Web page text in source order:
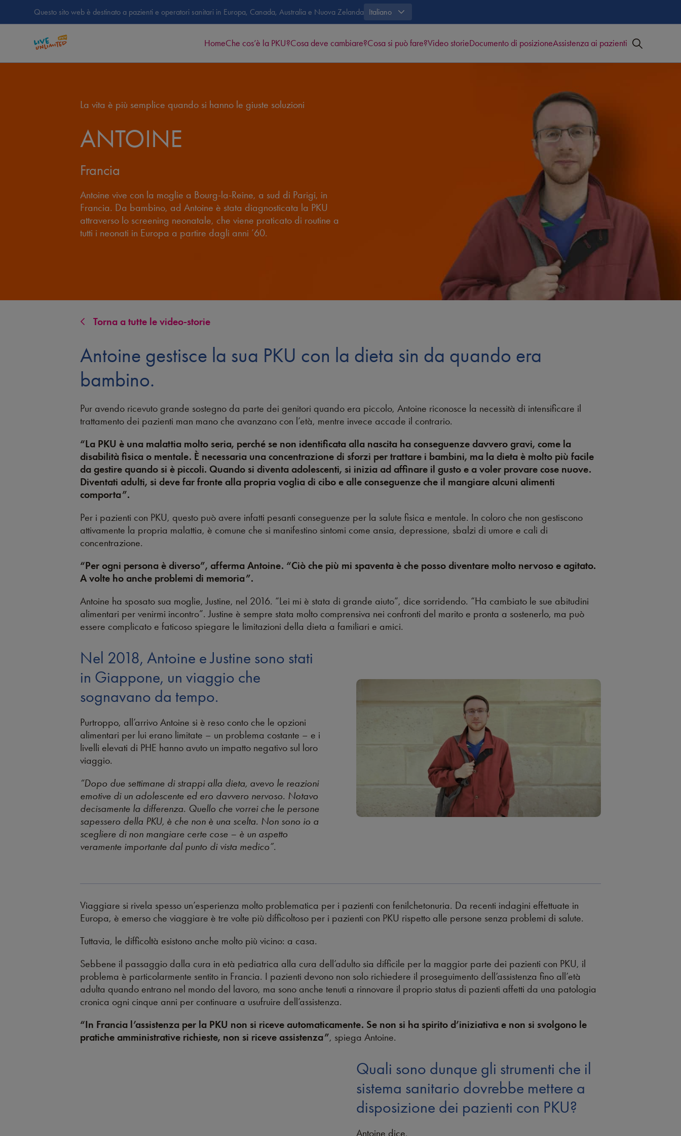
Questo sito web è destinato a pazienti e operatori sanitari in Europa, Canada, Australia e Nuova Zelanda Italiano
HomeChe cos’è la PKU?Cosa deve cambiare?Cosa si può fare?Video storieDocumento di posizioneAssistenza ai pazienti
La vita è più semplice quando si hanno le giuste soluzioni
ANTOINE
Francia
Antoine vive con la moglie a Bourg-la-Reine, a sud di Parigi, in
Francia. Da bambino, ad Antoine è stata diagnosticata la PKU
attraverso lo screening neonatale, che viene praticato di routine a
tutti i neonati in Europa a partire dagli anni ’60.
Torna a tutte le video-storie
Antoine gestisce la sua PKU con la dieta sin da quando era
bambino.
Pur avendo ricevuto grande sostegno da parte dei genitori quando era piccolo, Antoine riconosce la necessità di intensificare il
trattamento dei pazienti man mano che avanzano con l’età, mentre invece accade il contrario.
“La PKU è una malattia molto seria, perché se non identificata alla nascita ha conseguenze davvero gravi, come la
disabilità fisica o mentale. È necessaria una concentrazione di sforzi per trattare i bambini, ma la dieta è molto più facile
da gestire quando si è piccoli. Quando si diventa adolescenti, si inizia ad affinare il gusto e a voler provare cose nuove.
Diventati adulti, si deve far fronte alla propria voglia di cibo e alle conseguenze che il mangiare alcuni alimenti
comporta”.
Per i pazienti con PKU, questo può avere infatti pesanti conseguenze per la salute fisica e mentale. In coloro che non gestiscono
attivamente la propria malattia, è comune che si manifestino sintomi come ansia, depressione, sbalzi di umore e cali di
concentrazione.
“Per ogni persona è diverso”, afferma Antoine. “Ciò che più mi spaventa è che posso diventare molto nervoso e agitato.
A volte ho anche problemi di memoria”.
Antoine ha sposato sua moglie, Justine, nel 2016. “Lei mi è stata di grande aiuto”, dice sorridendo. “Ha cambiato le sue abitudini
alimentari per venirmi incontro”. Justine è sempre stata molto comprensiva nei confronti del marito e pronta a sostenerlo, ma può
essere complicato e faticoso spiegare le limitazioni della dieta a familiari e amici.
Nel 2018, Antoine e Justine sono stati
in Giappone, un viaggio che
sognavano da tempo.
Purtroppo, all’arrivo Antoine si è reso conto che le opzioni
alimentari per lui erano limitate – un problema costante – e i
livelli elevati di PHE hanno avuto un impatto negativo sul loro
viaggio.
“Dopo due settimane di strappi alla dieta, avevo le reazioni
emotive di un adolescente ed ero davvero nervoso. Notavo
decisamente la differenza. Quello che vorrei che le persone
sapessero della PKU, è che non è una scelta. Non sono io a
scegliere di non mangiare certe cose – è un aspetto
veramente importante dal punto di vista medico”.
Viaggiare si rivela spesso un’esperienza molto problematica per i pazienti con fenilchetonuria. Da recenti indagini effettuate in
Europa, è emerso che viaggiare è tre volte più difficoltoso per i pazienti con PKU rispetto alle persone senza problemi di salute.
Tuttavia, le difficoltà esistono anche molto più vicino: a casa.
Sebbene il passaggio dalla cura in età pediatrica alla cura dell’adulto sia difficile per la maggior parte dei pazienti con PKU, il
problema è particolarmente sentito in Francia. I pazienti devono non solo richiedere il proseguimento dell’assistenza fino all’età
adulta quando entrano nel mondo del lavoro, ma sono anche tenuti a rinnovare il proprio status di pazienti affetti da una patologia
cronica ogni cinque anni per continuare a usufruire dell’assistenza.
“In Francia l’assistenza per la PKU non si riceve automaticamente. Se non si ha spirito d’iniziativa e non si svolgono le
pratiche amministrative richieste, non si riceve assistenza”, spiega Antoine.
Quali sono dunque gli strumenti che il
sistema sanitario dovrebbe mettere a
disposizione dei pazienti con PKU?
Antoine dice,